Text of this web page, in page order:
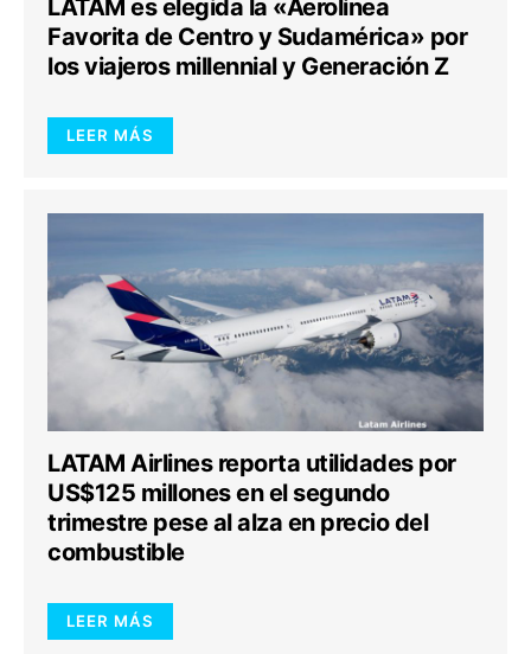
LATAM es elegida la «Aerolínea
Favorita de Centro y Sudamérica» por
los viajeros millennial y Generación Z
LEER MÁS
LATAM Airlines reporta utilidades por
US$125 millones en el segundo
trimestre pese al alza en precio del
combustible
LEER MÁS